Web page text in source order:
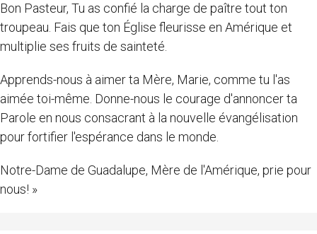
Bon Pasteur, Tu as confié la charge de paître tout ton
troupeau. Fais que ton Église fleurisse en Amérique et
multiplie ses fruits de sainteté.
Apprends-nous à aimer ta Mère, Marie, comme tu l'as
aimée toi-même. Donne-nous le courage d'annoncer ta
Parole en nous consacrant à la nouvelle évangélisation
pour fortifier l'espérance dans le monde.
Notre-Dame de Guadalupe, Mère de l'Amérique, prie pour
nous! »